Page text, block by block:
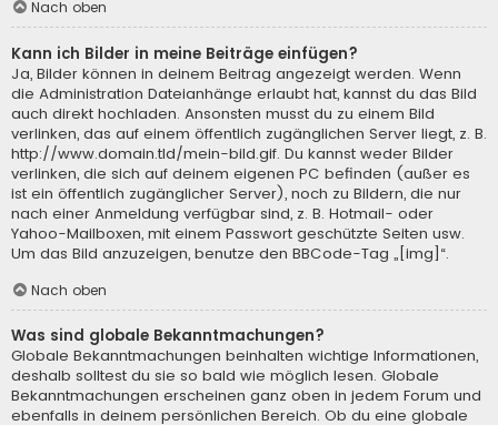
Nach oben
Kann ich Bilder in meine Beiträge einfügen?
Ja, Bilder können in deinem Beitrag angezeigt werden. Wenn
die Administration Dateianhänge erlaubt hat, kannst du das Bild
auch direkt hochladen. Ansonsten musst du zu einem Bild
verlinken, das auf einem öffentlich zugänglichen Server liegt, z. B.
http://www.domain.tld/mein-bild.gif. Du kannst weder Bilder
verlinken, die sich auf deinem eigenen PC befinden (außer es
ist ein öffentlich zugänglicher Server), noch zu Bildern, die nur
nach einer Anmeldung verfügbar sind, z. B. Hotmail- oder
Yahoo-Mailboxen, mit einem Passwort geschützte Seiten usw.
Um das Bild anzuzeigen, benutze den BBCode-Tag „[img]“.
Nach oben
Was sind globale Bekanntmachungen?
Globale Bekanntmachungen beinhalten wichtige Informationen,
deshalb solltest du sie so bald wie möglich lesen. Globale
Bekanntmachungen erscheinen ganz oben in jedem Forum und
ebenfalls in deinem persönlichen Bereich. Ob du eine globale